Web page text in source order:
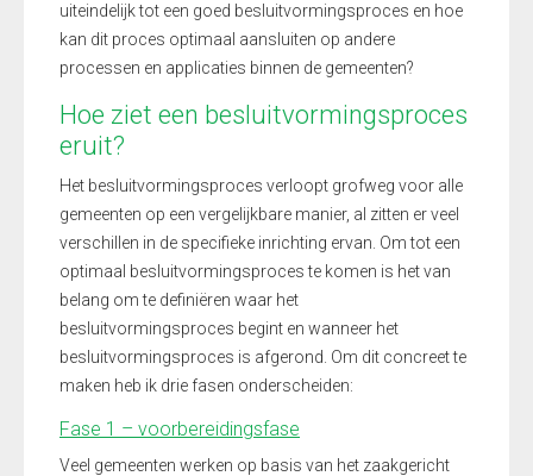
uiteindelijk tot een goed besluitvormingsproces en hoe
kan dit proces optimaal aansluiten op andere
processen en applicaties binnen de gemeenten?
Hoe ziet een besluitvormingsproces
eruit?
Het besluitvormingsproces verloopt grofweg voor alle
gemeenten op een vergelijkbare manier, al zitten er veel
verschillen in de specifieke inrichting ervan. Om tot een
optimaal besluitvormingsproces te komen is het van
belang om te definiëren waar het
besluitvormingsproces begint en wanneer het
besluitvormingsproces is afgerond. Om dit concreet te
maken heb ik drie fasen onderscheiden:
Fase 1 – voorbereidingsfase
Veel gemeenten werken op basis van het zaakgericht